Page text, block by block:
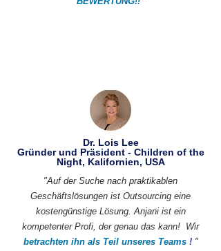
Dr. Lois Lee
Gründer und Präsident - Children of the
Night, Kalifornien, USA
"Auf der Suche nach praktikablen
Geschäftslösungen ist Outsourcing eine
kostengünstige Lösung. Anjani ist ein
kompetenter Profi, der genau das kann! Wir
betrachten ihn als Teil unseres Teams ! "